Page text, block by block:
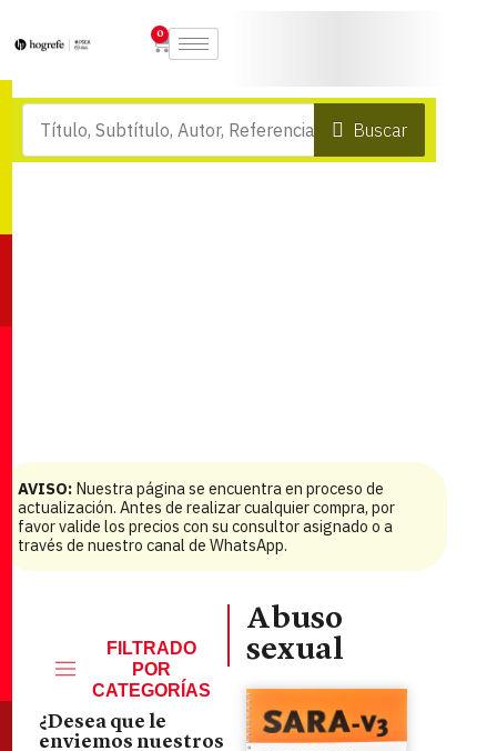
0
Buscar
AVISO: Nuestra página se encuentra en proceso de
actualización. Antes de realizar cualquier compra, por
favor valide los precios con su consultor asignado o a
través de nuestro canal de WhatsApp.
FILTRADO
POR
CATEGORÍAS
¿Desea que le
enviemos nuestros
Abuso
sexual